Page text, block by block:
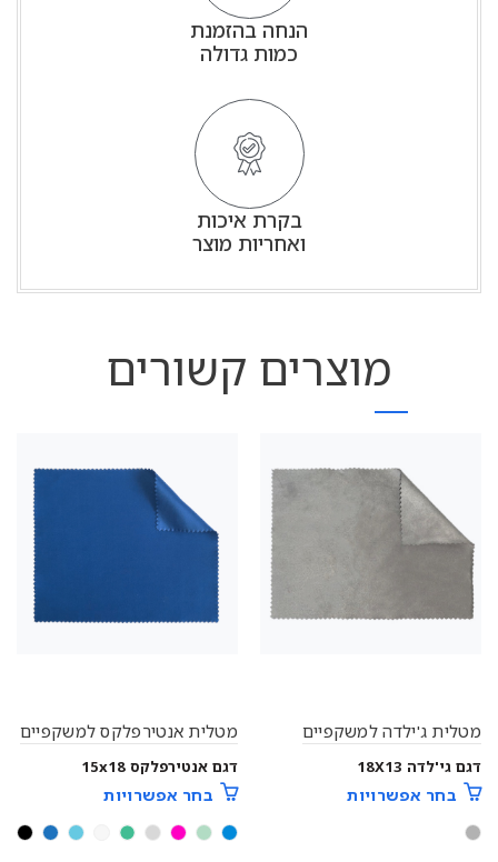
הנחה בהזמנת
כמות גדולה
בקרת איכות
ואחריות מוצר
מוצרים קשורים
מטלית ג'ילדה למשקפיים
דגם גי'לדה 18X13
בחר אפשרויות
מטלית אנטירפלקס למשקפיים
דגם אנטירפלקס 15x18
בחר אפשרויות